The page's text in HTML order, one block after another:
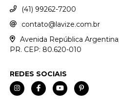
(41) 99262-7200
contato@lavize.com.br
Avenida República
PR. CEP: 80.620-010
REDES SOCIAIS